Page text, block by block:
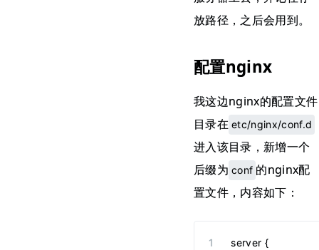
放路径，之后会用到。
配置nginx
我这边nginx的配置文件
目录在 etc/nginx/conf.d
进入该目录，新增一个
后缀为 conf 的nginx配
置文件，内容如下：
server {